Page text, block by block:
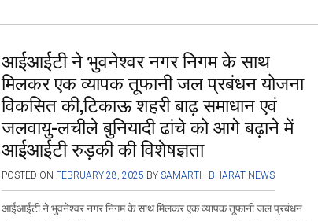
ce
o
o
k
tt
er
at
A
p
p
e
a
m
se
g
er
ar
e
आईआईटी ने भुवनेश्वर नगर निगम के साथ
मिलकर एक व्यापक तूफानी जल प्रबंधन योजना
विकसित की,टिकाऊ शहरी बाढ़ समाधान एवं
जलवायु-लचीले बुनियादी ढांचे को आगे बढ़ाने में
आईआईटी रुड़की की विशेषज्ञता
POSTED ON FEBRUARY 28, 2025 BY SAMARTH BHARAT NEWS
आईआईटी ने भुवनेश्वर नगर निगम के साथ मिलकर एक व्यापक तूफानी जल प्रबंधन